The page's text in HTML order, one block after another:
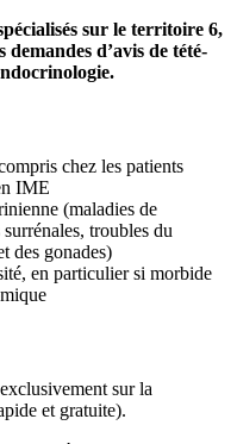
sur le territoire 6,
d’avis de tété-
chez les patients
IME
(maladies de
troubles du
des gonades)
en particulier si morbide
sur la
et gratuite).